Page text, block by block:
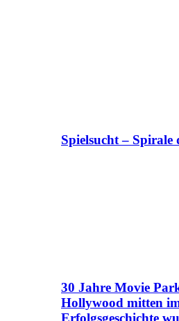
Spielsucht – Spirale
30 Jahre Movie
Hollywood mitten
Erfolgsgeschichte